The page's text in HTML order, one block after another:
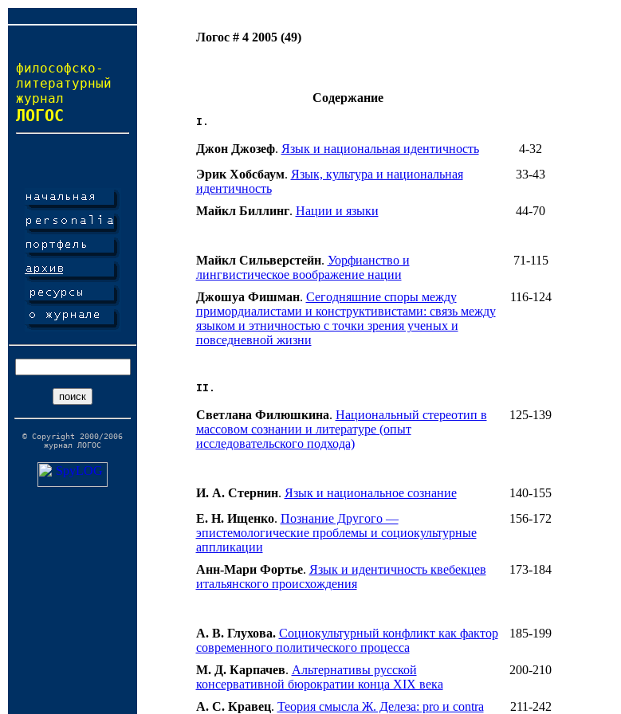
философско-
литературный
журнал
ЛОГОС
© Copyright 2000/2006
журнал ЛОГОС
Логос # 4 2005 (49)
Содержание
I.
Джон Джозеф. Язык и национальная идентичность
4-32
Эрик Хобсбаум. Язык, культура и национальная
идентичность
33-43
Майкл Биллинг. Нации и языки 44-70
Майкл Сильверстейн. Уорфианство и
лингвистическое воображение нации
71-115
Джошуа Фишман. Сегодняшние споры между
примордиалистами и конструктивистами: связь между
языком и этничностью с точки зрения ученых и
повседневной жизни
116-124
II.
Светлана Филюшкина. Национальный стереотип в
массовом сознании и литературе (опыт
исследовательского подхода)
125-139
И. А. Стернин. Язык и национальное сознание
140-155
Е. Н. Ищенко. Познание Другого —
эпистемологические проблемы и социокультурные
аппликации
156-172
Анн-Мари Фортье. Язык и идентичность квебекцев
итальянского происхождения
173-184
А. В. Глухова. Социокультурный конфликт как фактор
современного политического процесса
185-199
М. Д. Карпачев. Альтернативы русской
консервативной бюрократии конца XIX века
200-210
А. С. Кравец. Теория смысла Ж. Делеза: pro и contra 211-242